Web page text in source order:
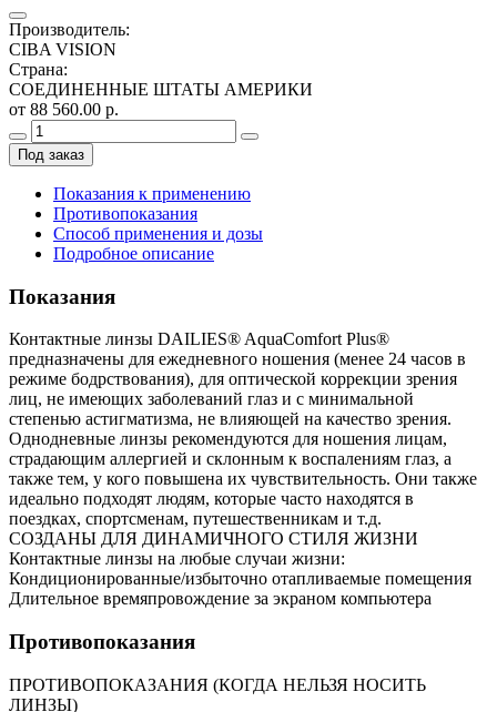
Производитель:
CIBA VISION
Страна:
СОЕДИНЕННЫЕ ШТАТЫ АМЕРИКИ
от 88 560.00 р.
Под заказ
Показания к применению
Противопоказания
Способ применения и дозы
Подробное описание
Показания
Контактные линзы DAILIES® AquaComfort Plus®
предназначены для ежедневного ношения (менее 24 часов в
режиме бодрствования), для оптической коррекции зрения
лиц, не имеющих заболеваний глаз и с минимальной
степенью астигматизма, не влияющей на качество зрения.
Однодневные линзы рекомендуются для ношения лицам,
страдающим аллергией и склонным к воспалениям глаз, а
также тем, у кого повышена их чувствительность. Они также
идеально подходят людям, которые часто находятся в
поездках, спортсменам, путешественникам и т.д.
СОЗДАНЫ ДЛЯ ДИНАМИЧНОГО СТИЛЯ ЖИЗНИ
Контактные линзы на любые случаи жизни:
Кондиционированные/избыточно отапливаемые помещения
Длительное времяпровождение за экраном компьютера
Противопоказания
ПРОТИВОПОКАЗАНИЯ (КОГДА НЕЛЬЗЯ НОСИТЬ
ЛИНЗЫ)